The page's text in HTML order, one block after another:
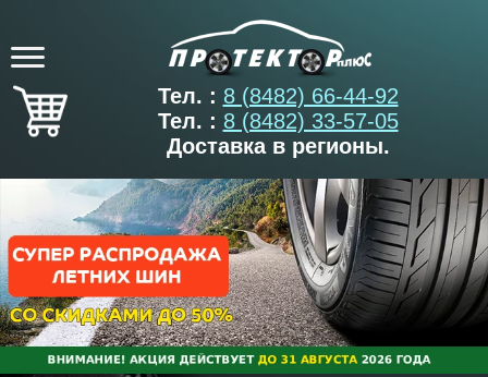
Тел. : 8 (8482) 66-44-92
Тел. : 8 (8482) 33-57-05
Доставка в регионы.